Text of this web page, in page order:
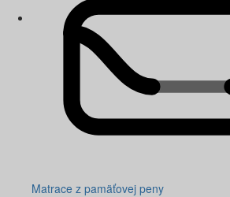
Matrace z pamäťovej peny